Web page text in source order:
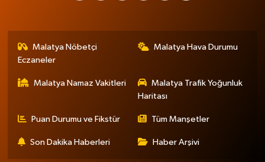
Malatya Nöbetçi
Eczaneler
Malatya Hava Durumu
Malatya Namaz Vakitleri
Malatya Trafik Yoğunluk
Haritası
Puan Durumu ve Fikstür Tüm Manşetler
Son Dakika Haberleri Haber Arşivi